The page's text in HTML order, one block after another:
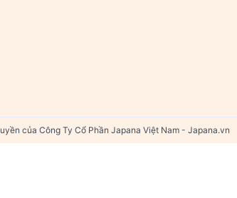
của Công Ty Cổ Phần Japana Việt Nam - Japana.vn